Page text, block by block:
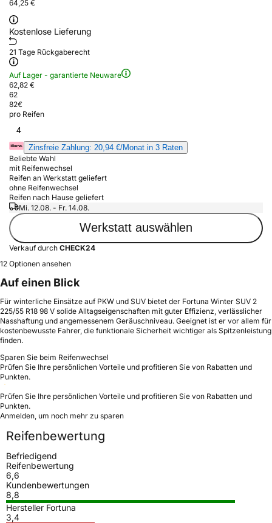
64,25 €
Kostenlose Lieferung
21 Tage Rückgaberecht
Auf Lager - garantierte Neuware
62,82 €
62
82€
pro Reifen
4
Zinsfreie Zahlung: 20,94 €/Monat in 3 Raten
Beliebte Wahl
mit Reifenwechsel
Reifen an Werkstatt geliefert
ohne Reifenwechsel
Reifen nach Hause geliefert
Mi. 12.08. - Fr. 14.08.
Werkstatt auswählen
Verkauf durch CHECK24
12 Optionen ansehen
Auf einen Blick
Für winterliche Einsätze auf PKW und SUV bietet der Fortuna Winter SUV 2
225/55 R18 98 V solide Alltagseigenschaften mit guter Effizienz, verlässlicher
Nasshaftung und angemessenem Geräuschniveau. Geeignet ist er vor allem für
kostenbewusste Fahrer, die funktionale Sicherheit wichtiger als Spitzenleistung
finden.
Sparen Sie beim Reifenwechsel
Prüfen Sie Ihre persönlichen Vorteile und profitieren Sie von Rabatten und
Punkten.
Prüfen Sie Ihre persönlichen Vorteile und profitieren Sie von Rabatten und
Punkten.
Anmelden, um noch mehr zu sparen
Reifenbewertung
Befriedigend
Reifenbewertung
6,6
Kundenbewertungen
8,8
Hersteller Fortuna
3,4